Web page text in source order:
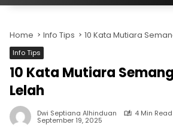
Home Info Tips 10 Kata Mutiara
Info Tips
10 Kata Mutiara
Lelah
Dwi Septiana Alhinduan 4 Min Read
September 19, 2025